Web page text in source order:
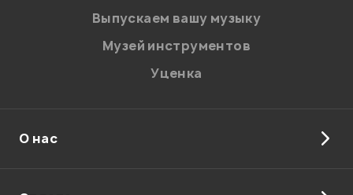
Выпускаем вашу музыку
Музей инструментов
Уценка
О нас